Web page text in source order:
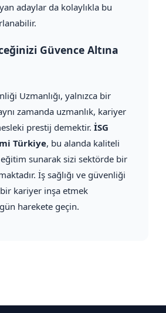
adaylar da kolaylıkla bu
Güvence Altına
Uzmanlığı, yalnızca bir
zamanda uzmanlık, kariyer
prestij demektir. İSG
Türkiye, bu alanda kaliteli
sunarak sizi sektörde bir
İş sağlığı ve güvenliği
kariyer inşa etmek
harekete geçin.